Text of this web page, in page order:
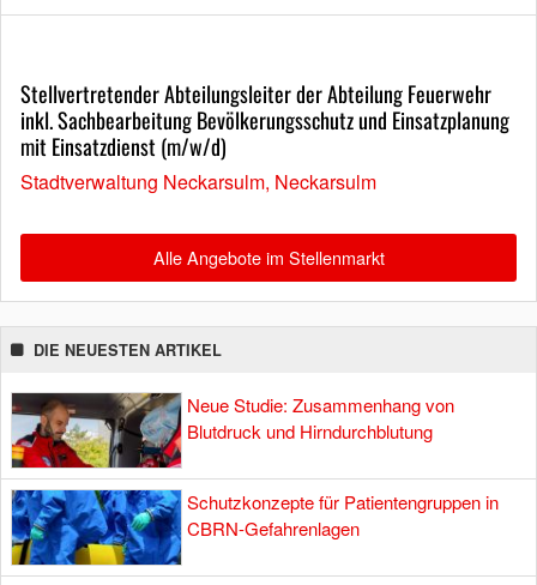
Stellvertretender Abteilungsleiter der Abteilung Feuerwehr
inkl. Sachbearbeitung Bevölkerungsschutz und Einsatzplanung
mit Einsatzdienst (m/w/d)
Stadtverwaltung Neckarsulm, Neckarsulm
Alle Angebote im Stellenmarkt
DIE NEUESTEN ARTIKEL
Neue Studie: Zusammenhang von
Blutdruck und Hirndurchblutung
Schutzkonzepte für Patientengruppen in
CBRN-Gefahrenlagen